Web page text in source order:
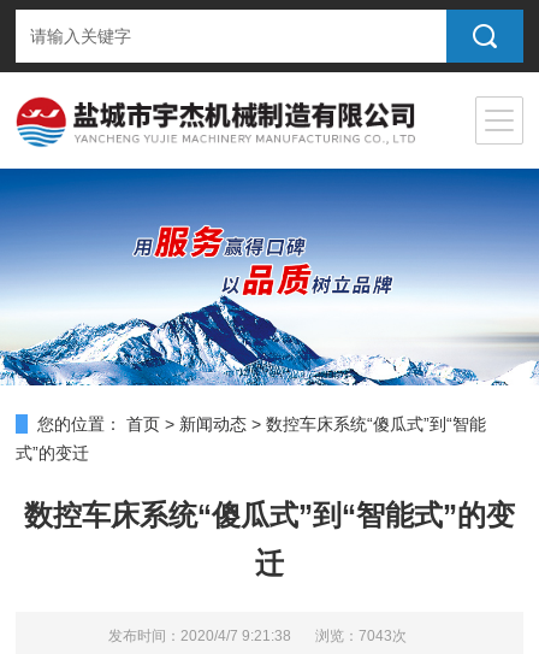
您的位置： 首页 > 新闻动态 >数控车床系统“傻瓜式”到“智能
式”的变迁
数控车床系统“傻瓜式”到“智能式”的变
迁
发布时间：2020/4/7 9:21:38 浏览：7043次